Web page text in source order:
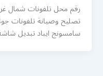
رقم محل تلفونات شمال
تصليح وصيانة تلفونات
سامسونج ايباد تبديل